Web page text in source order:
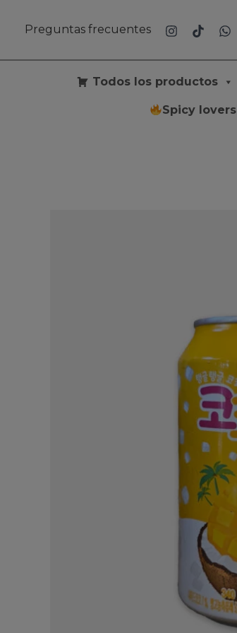
Preguntas frecuentes
Todos los productos
Spicy lovers